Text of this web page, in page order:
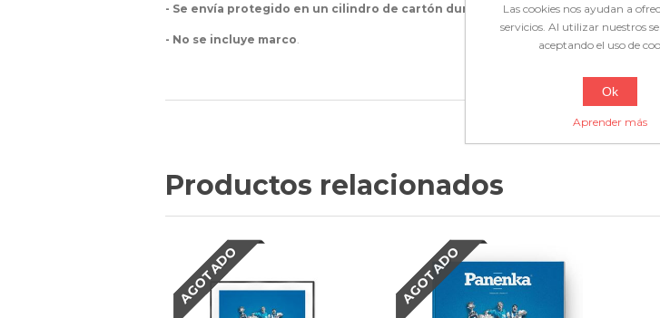
- Se envía protegido en un cilindro de cartón duro
- No se incluye marco
Productos relacionados
AGOTADO AGOTADO
Las cookies nos ayudan a
servicios. Al utilizar nuestros
aceptando el uso de
Ok
Aprender más